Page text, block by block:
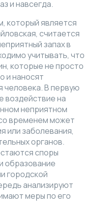
и навсегда.
который является
считается
запах в
учитывать, что
которые не просто
и наносят
человека. В первую
воздействие на
неприятном
временем может
или заболевания,
органов.
споры
образование
городской
анализируют
меры по его